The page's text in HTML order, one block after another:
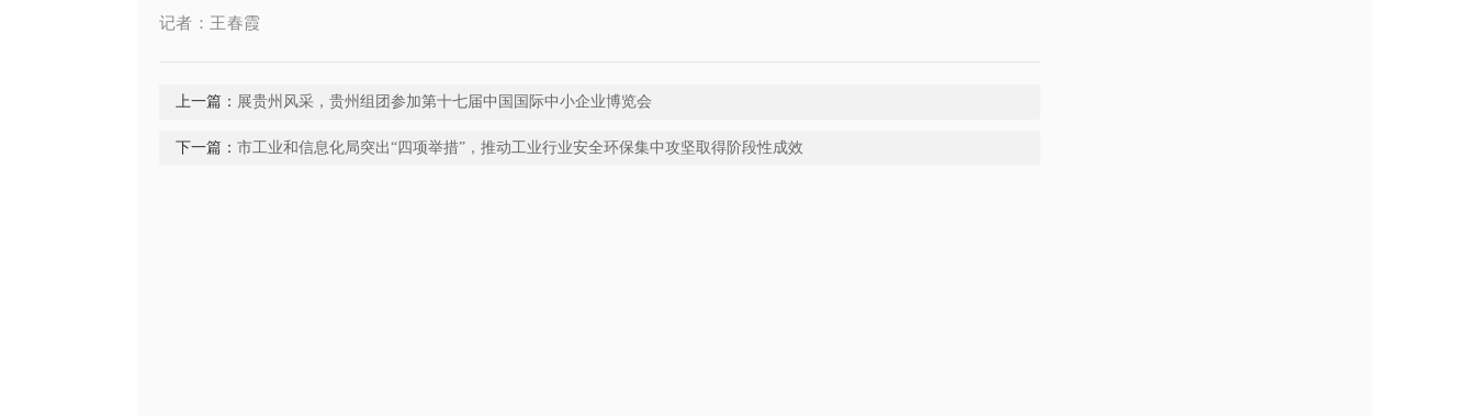
记者：王春霞
上一篇： 展贵州风采，贵州组团参加第十七届中国国际中小企业博览会
下一篇： 市工业和信息化局突出“四项举措”，推动工业行业安全环保集中攻坚取得阶段性成效